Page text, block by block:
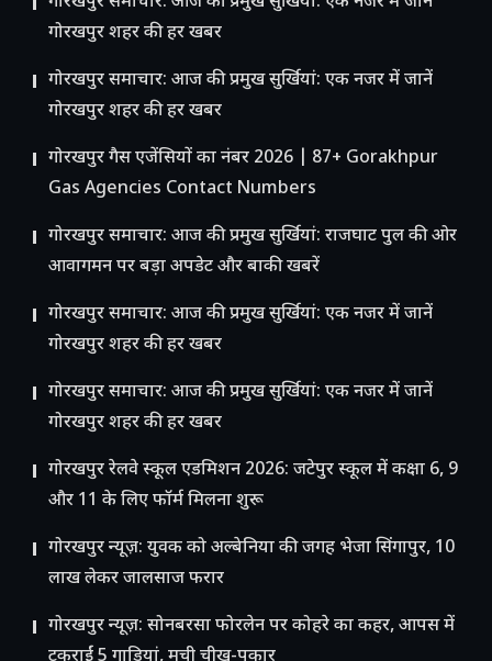
गोरखपुर शहर की हर खबर
गोरखपुर समाचार: आज की प्रमुख सुर्खियां: एक नजर में जानें
गोरखपुर शहर की हर खबर
गोरखपुर गैस एजेंसियों का नंबर 2026 | 87+ Gorakhpur
Gas Agencies Contact Numbers
गोरखपुर समाचार: आज की प्रमुख सुर्खियां: राजघाट पुल की ओर
आवागमन पर बड़ा अपडेट और बाकी खबरें
गोरखपुर समाचार: आज की प्रमुख सुर्खियां: एक नजर में जानें
गोरखपुर शहर की हर खबर
गोरखपुर समाचार: आज की प्रमुख सुर्खियां: एक नजर में जानें
गोरखपुर शहर की हर खबर
गोरखपुर रेलवे स्कूल एडमिशन 2026: जटेपुर स्कूल में कक्षा 6, 9
और 11 के लिए फॉर्म मिलना शुरू
गोरखपुर न्यूज़: युवक को अल्बेनिया की जगह भेजा सिंगापुर, 10
लाख लेकर जालसाज फरार
गोरखपुर न्यूज़: सोनबरसा फोरलेन पर कोहरे का कहर, आपस में